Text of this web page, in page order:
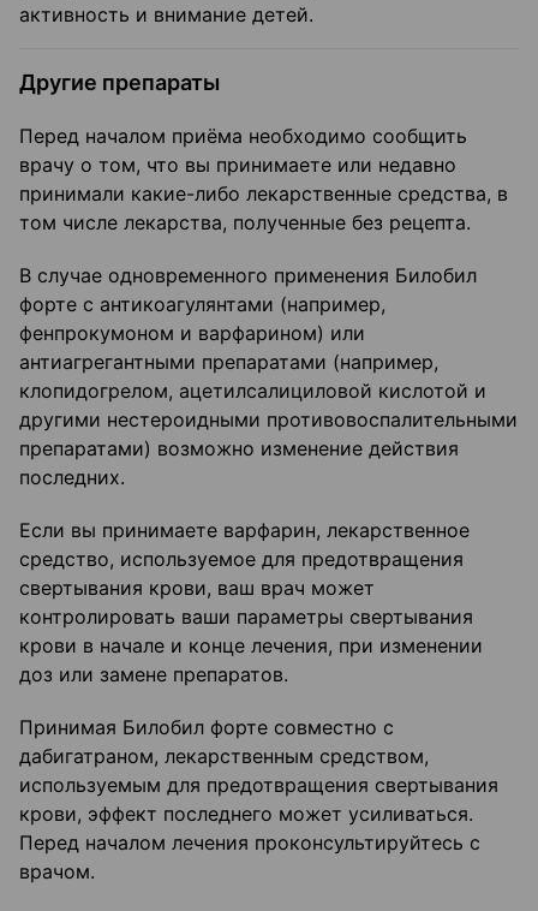
активность и внимание детей.
Другие препараты
Перед началом приёма необходимо сообщить
врачу о том, что вы принимаете или недавно
принимали какие-либо лекарственные средства, в
том числе лекарства, полученные без рецепта.
В случае одновременного применения Билобил
форте с антикоагулянтами (например,
фенпрокумоном и варфарином) или
антиагрегантными препаратами (например,
клопидогрелом, ацетилсалициловой кислотой и
другими нестероидными противовоспалительными
препаратами) возможно изменение действия
последних.
Если вы принимаете варфарин, лекарственное
средство, используемое для предотвращения
свертывания крови, ваш врач может
контролировать ваши параметры свертывания
крови в начале и конце лечения, при изменении
доз или замене препаратов.
Принимая Билобил форте совместно с
дабигатраном, лекарственным средством,
используемым для предотвращения свертывания
крови, эффект последнего может усиливаться.
Перед началом лечения проконсультируйтесь с
врачом.